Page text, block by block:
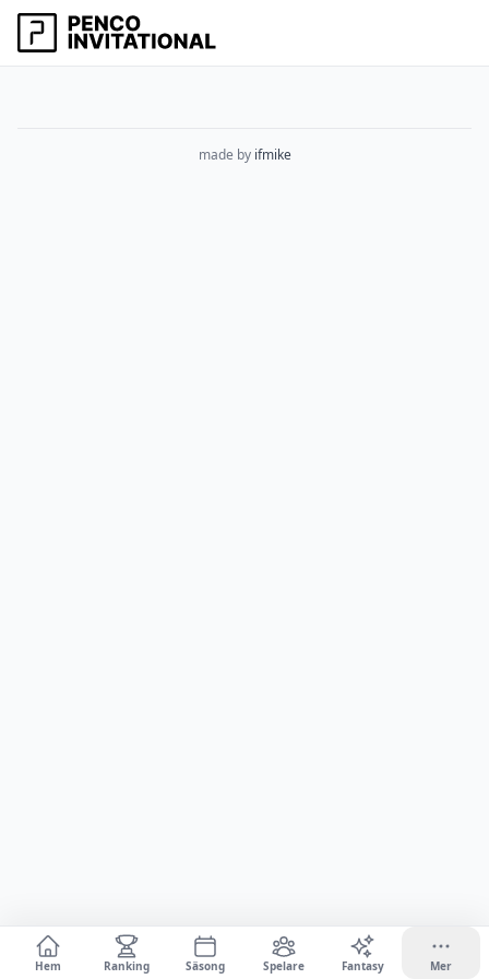
made by ifmike
Hem Ranking Säsong Spelare Fantasy Mer